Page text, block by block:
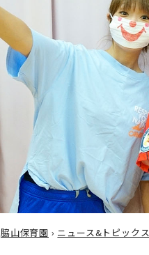
保育の特色
保育方針
脇山保育園 › ニュース&トピックス